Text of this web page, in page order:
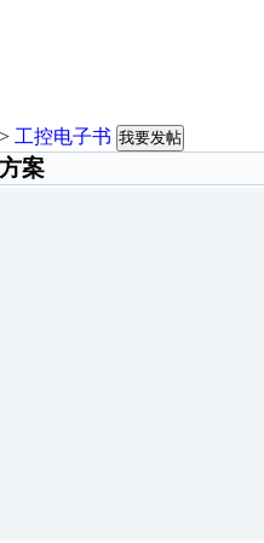
> 工控电子书 我要发帖
案